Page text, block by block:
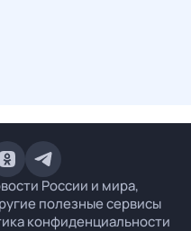
России и мира,
полезные сервисы
конфиденциальности